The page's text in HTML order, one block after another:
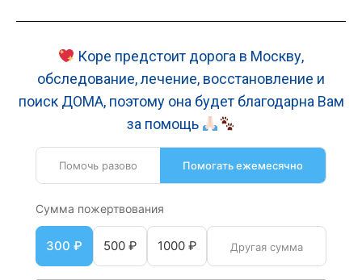
Коре предстоит дорога в Москву,
обследование, лечение, восстановление и
поиск ДОМА, поэтому она будет благодарна Вам
за помощь
Помочь разово Помогать ежемесячно
Сумма пожертвования
300 ₽ 500 ₽ 1000 ₽